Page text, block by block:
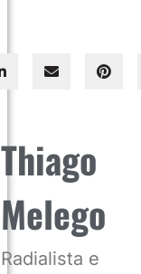
Thiago
Melego
Radialista e